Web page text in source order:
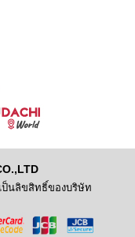
ป็นลิขสิทธิ์ของบริษัท